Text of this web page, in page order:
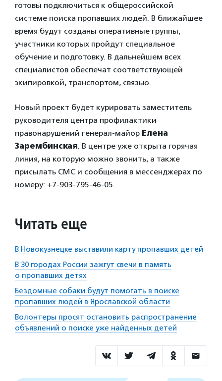
готовы подключиться к общероссийской
системе поиска пропавших людей. В ближайшее
время будут созданы оперативные группы,
участники которых пройдут специальное
обучение и подготовку. В дальнейшем всех
специалистов обеспечат соответствующей
экипировкой, транспортом, связью.
Новый проект будет курировать заместитель
руководителя центра профилактики
правонарушений генерал-майор Елена
Зарембинская. В центре уже открыта горячая
линия, на которую можно звонить, а также
присылать СМС и сообщения в мессенджерах по
номеру: +7-903-795-46-05.
Читать еще
В Новокузнецке выставили карту пропавших детей
В 30 городах России зажгут свечи в память
о пропавших детях
Бездомные собаки будут помогать в поиске
пропавших людей в Ярославской области
Волонтеры просят остановить распространение
объявлений о поиске уже найденных детей